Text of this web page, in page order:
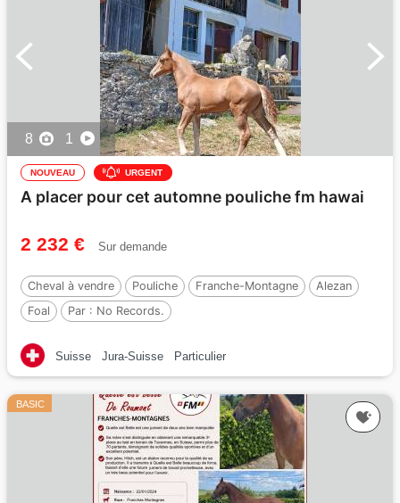
8 1
NOUVEAU URGENT
A placer pour cet automne pouliche fm hawai
2 232 € Sur demande
Cheval à vendre Pouliche Franche-Montagne
Alezan
Foal
Par : No Records.
Suisse Jura-Suisse Particulier
BASIC